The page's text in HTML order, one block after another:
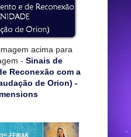
acima para
- Sinais de
Reconexão com a
de Orion) -